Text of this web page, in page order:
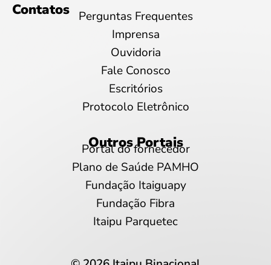
Contatos
Perguntas Frequentes
Imprensa
Ouvidoria
Fale Conosco
Escritórios
Protocolo Eletrônico
Outros Portais
Portal do fornecedor
Plano de Saúde PAMHO
Fundação Itaiguapy
Fundação Fibra
Itaipu Parquetec